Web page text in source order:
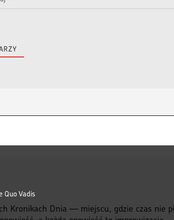
Quo Vadis
Kronikach Dnia — miejscu, gdzie czas nie